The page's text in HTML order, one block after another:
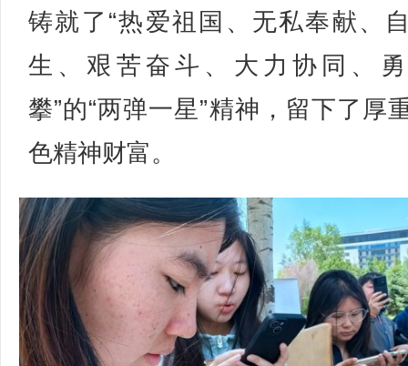
铸就了“热爱祖国、无私奉献、
生、艰苦奋斗、大力协同、
攀”的“两弹一星”精神，留下了厚
色精神财富。